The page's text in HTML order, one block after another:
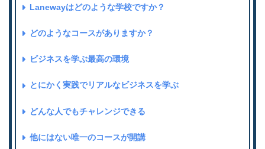
Lanewayはどのような学校ですか？
どのようなコースがありますか？
ビジネスを学ぶ最高の環境
とにかく実践でリアルなビジネスを学ぶ
どんな人でもチャレンジできる
他にはない唯一のコースが開講